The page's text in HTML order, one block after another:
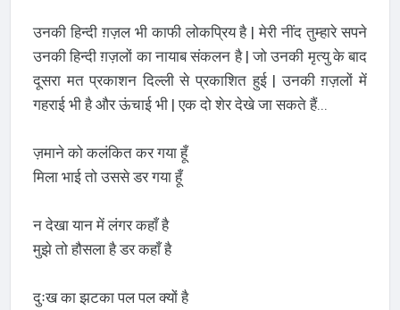
उनकी हिन्दी ग़ज़ल भी काफी लोकप्रिय है | मेरी नींद तुम्हारे सपने
उनकी हिन्दी ग़ज़लों का नायाब संकलन है | जो उनकी मृत्यु के बाद
दूसरा मत प्रकाशन दिल्ली से प्रकाशित हुई | उनकी ग़ज़लों में
गहराई भी है और ऊंचाई भी | एक दो शेर देखे जा सकते हैं...
ज़माने को कलंकित कर गया हूँ
मिला भाई तो उससे डर गया हूँ
न देखा यान में लंगर कहाँ है
मुझे तो हौसला है डर कहाँ है
दुःख का झटका पल पल क्यों है